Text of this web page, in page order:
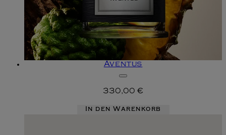
Aventus
330,00 €
In den Warenkorb